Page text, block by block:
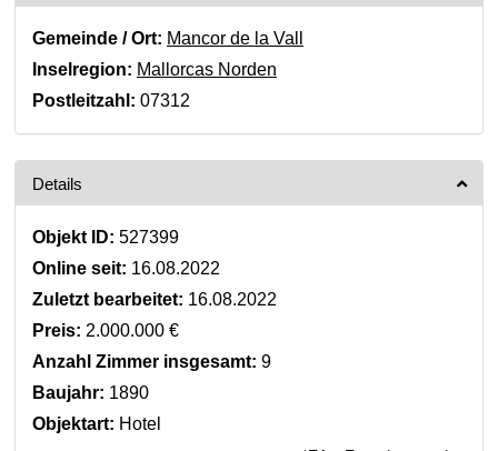
Gemeinde / Ort: Mancor de la Vall
Inselregion: Mallorcas Norden
Postleitzahl: 07312
Details
Objekt ID: 527399
Online seit: 16.08.2022
Zuletzt bearbeitet: 16.08.2022
Preis: 2.000.000 €
Anzahl Zimmer insgesamt: 9
Baujahr: 1890
Objektart: Hotel